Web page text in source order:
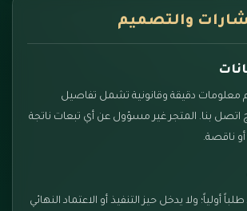
والتصميم
معلومات دقيقة وقانونية تشمل تفاصيل
اتصل بنا. المتجر غير مسؤول عن أي تبعات ناتجة
ناقصة.
أولياً؛ ولا يدخل حيز التنفيذ أو الاعتماد النهائي